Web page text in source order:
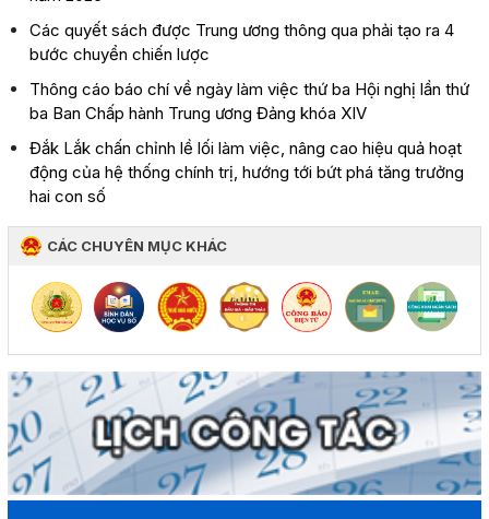
Các quyết sách được Trung ương thông qua phải tạo ra 4
bước chuyển chiến lược
Thông cáo báo chí về ngày làm việc thứ ba Hội nghị lần thứ
ba Ban Chấp hành Trung ương Đảng khóa XIV
Đắk Lắk chấn chỉnh lề lối làm việc, nâng cao hiệu quả hoạt
động của hệ thống chính trị, hướng tới bứt phá tăng trưởng
hai con số
CÁC CHUYÊN MỤC KHÁC